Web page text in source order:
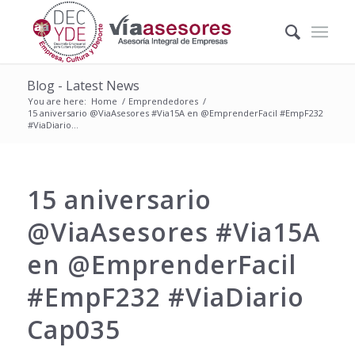
Blog - Latest News
You are here: Home / Emprendedores /
15 aniversario @ViaAsesores #Via15A en @EmprenderFacil #EmpF232
#ViaDiario...
15 aniversario
@ViaAsesores #Via15A
en @EmprenderFacil
#EmpF232 #ViaDiario
Cap035